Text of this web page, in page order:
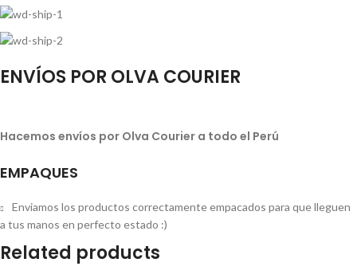
ENVÍOS POR OLVA COURIER
Hacemos envíos por Olva Courier a todo el Perú
EMPAQUES
Enviamos los productos correctamente empacados para que lleguen
a tus manos en perfecto estado :)
Related products